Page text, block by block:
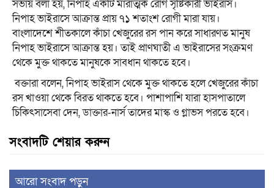
সভায় বলা হয়, নিপাহ একটি মারাত্মক রোগ সৃষ্টিকারী ভাইরাস।
নিপাহ ভাইরাসে আক্রান্ত প্রায় ৭১ শতাংশ রোগী মারা যায়।
বাংলাদেশে শীতকালে কাঁচা খেজুরের রস পান করে সাধারণত মানুষ
নিপাহ ভাইরাসে আক্রান্ত হয়। তাই প্রাণঘাতী এ ভাইরাসের সংক্রমণ
থেকে মুক্ত থাকতে মানুষকে সাবধান থাকতে হবে।
বক্তারা বলেন, নিপাহ ভাইরাস থেকে মুক্ত থাকতে হলে খেজুরের কাঁচা
রস খাওয়া থেকে বিরত থাকতে হবে। পাশাপাশি যারা হাসপাতালে
চিকিৎসাসেবা দেন, ডাক্তার-নার্স তাদের মাস্ক ও গ্লাভস পরতে হবে।
সংবাদটি শেয়ার করুন
আরো সংবাদ পড়ুন